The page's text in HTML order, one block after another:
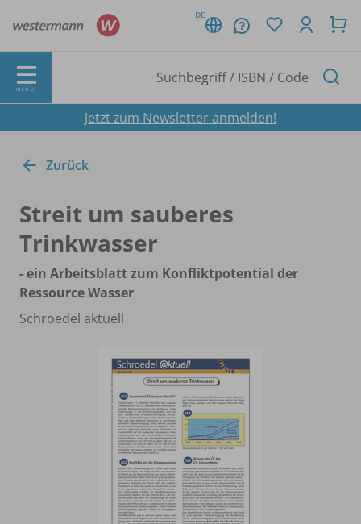
DE
MENÜ
Jetzt zum Newsletter anmelden!
Zurück
Streit um sauberes
Trinkwasser
- ein Arbeitsblatt zum Konfliktpotential der
Ressource Wasser
Schroedel aktuell